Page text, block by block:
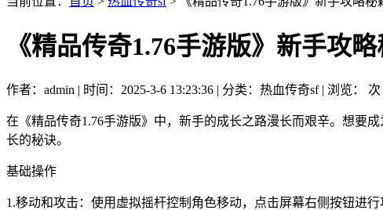
《精品传奇1.76手游版》新手攻
作者：admin | 时间：2025-3-6 13:23:36 | 分类：热血传奇sf | 浏览： 次
在《精品传奇1.76手游版》中，新手的成长之路漫长而艰辛。想要
长的秘诀。
基础操作
1.移动和攻击：使用虚拟摇杆控制角色移动，点击屏幕右侧按钮进行